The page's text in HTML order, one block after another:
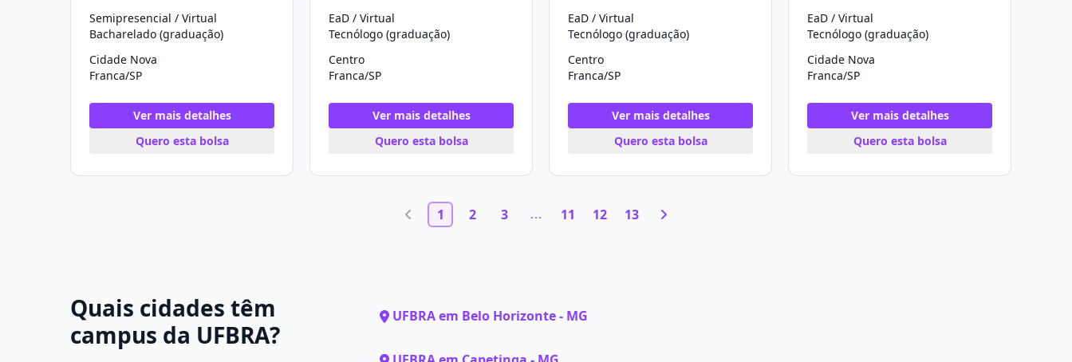
Semipresencial / Virtual
Bacharelado (graduação)
Cidade Nova
Franca/SP
Ver mais detalhes
Quero esta bolsa
EaD / Virtual
Tecnólogo (graduação)
Centro
Franca/SP
Ver mais detalhes
Quero esta bolsa
EaD / Virtual
Tecnólogo (graduação)
Centro
Franca/SP
Ver mais detalhes
Quero esta bolsa
EaD / Virtual
Tecnólogo (graduação)
Cidade Nova
Franca/SP
Ver mais detalhes
Quero esta bolsa
1 2 3 11 12 13
Quais cidades têm
campus da UFBRA?
UFBRA em Belo Horizonte - MG